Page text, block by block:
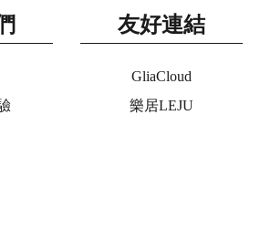
友好連結
GliaCloud
樂居LEJU